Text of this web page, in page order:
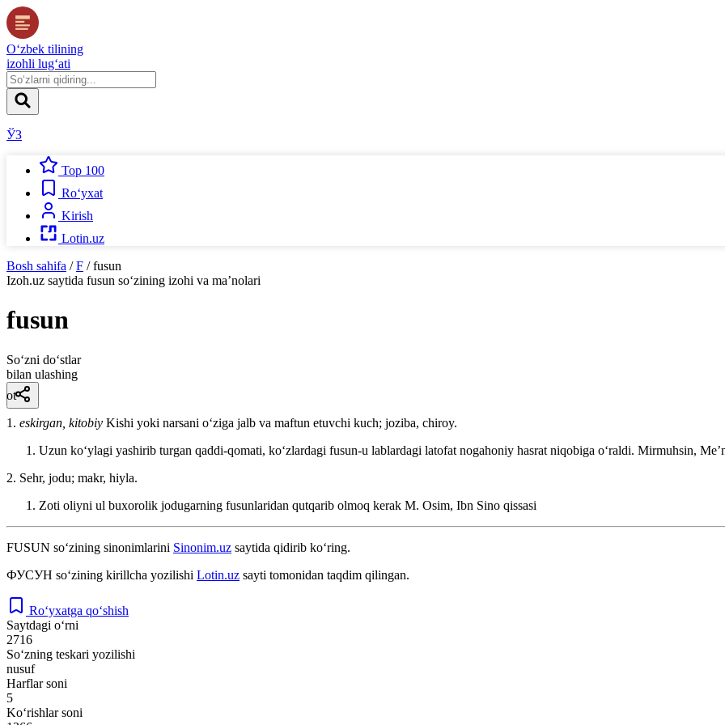
O‘zbek tilining
izohli lug‘ati
ЎЗ
Top 100
Ro‘yxat
Kirish
Lotin.uz
Bosh sahifa / F / fusun
Izoh.uz saytida fusun so‘zining izohi va ma’nolari
fusun
So‘zni do‘stlar
bilan ulashing
ot
1. eskirgan, kitobiy Kishi yoki narsani oʻziga jalb va maftun etuvchi kuch; joziba, chiroy.
Uzun koʻylagi yashirib turgan qaddi-qomati, koʻzlardagi fusun-u lablardagi latofat nogahoniy hasrat niqobiga oʻraldi. Mirmuhsin,
2. Sehr, jodu; makr, hiyla.
Zoti oliyni ul buxorolik jodugarning fusunlaridan qutqarib olmoq kerak M. Osim, Ibn Sino qissasi
FUSUN so‘zining sinonimlarini Sinonim.uz saytida qidirib ko‘ring.
ФУСУН so‘zining kirillcha yozilishi Lotin.uz sayti tomonidan taqdim qilingan.
Ro‘yxatga qo‘shish
Saytdagi o‘rni
2716
So‘zning teskari yozilishi
nusuf
Harflar soni
5
Ko‘rishlar soni